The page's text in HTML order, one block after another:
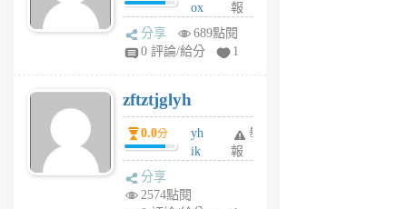
前
ox
rh
pe
月
前
報
分享
689點閱
0 評論/給分
1
zftztjglyh
0.0分
yh
ik
tu
舉
報
分享
2574點閱